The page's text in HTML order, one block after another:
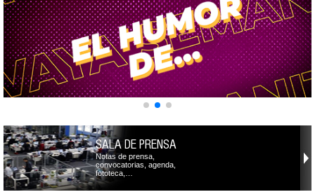
SALA DE PRENSA
Notas de prensa,
convocatorias, agenda,
fototeca,…